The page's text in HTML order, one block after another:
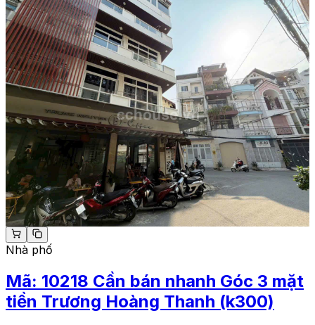
Nhà phố
Mã: 10218 Cần bán nhanh Góc 3 mặt
tiền Trương Hoàng Thanh (k300)